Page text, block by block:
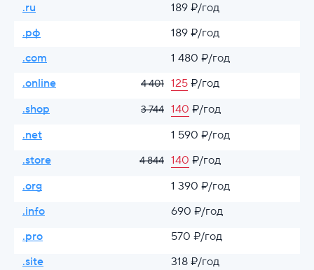
.ru
189 ₽/год
.рф
189 ₽/год
.com
1 480 ₽/год
.online
4 401 125 ₽/год
.shop
3 744 140 ₽/год
.net
1 590 ₽/год
.store
4 844 140 ₽/год
.org
1 390 ₽/год
.info
690 ₽/год
.pro
570 ₽/год
.site
318 ₽/год